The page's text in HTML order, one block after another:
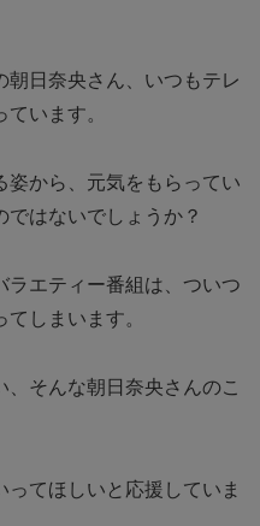
日奈央さん、いつもテレ
います。
姿から、元気をもらってい
ではないでしょうか？
ラエティー番組は、ついつ
しまいます。
そんな朝日奈央さんのこ
てほしいと応援していま